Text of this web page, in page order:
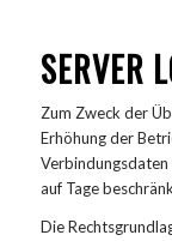
SERVER
Zum Zweck der
Erhöhung der
auf Tage
Die